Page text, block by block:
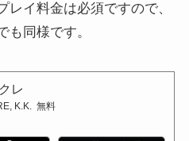
イ料金は必須ですので、
も同様です。
レ
K.K. 無料